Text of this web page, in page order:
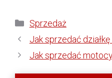
Kategorie
Sprzedaż
Jak sprzedać
Jak sprzedać